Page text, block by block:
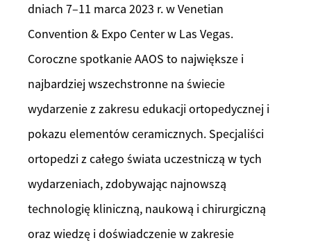
dniach 7–11 marca 2023 r. w Venetian
Convention & Expo Center w Las Vegas.
Coroczne spotkanie AAOS to największe i
najbardziej wszechstronne na świecie
wydarzenie z zakresu edukacji ortopedycznej i
pokazu elementów ceramicznych. Specjaliści
ortopedzi z całego świata uczestniczą w tych
wydarzeniach, zdobywając najnowszą
technologię kliniczną, naukową i chirurgiczną
oraz wiedzę i doświadczenie w zakresie